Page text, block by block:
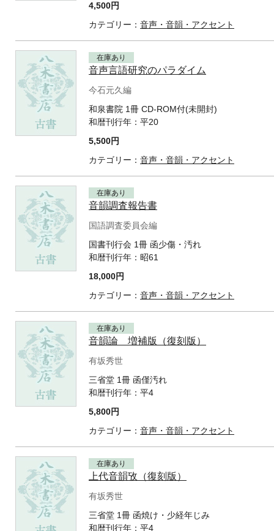
4,500円
カテゴリー： 音声・音韻・アクセント
在庫あり
音声言語研究のパラダイム
今石元久編
和泉書院 1冊 CD-ROM付(未開封)
和暦刊行年： 平20
5,500円
カテゴリー： 音声・音韻・アクセント
在庫あり
音韻調査報告書
国語調査委員会編
国書刊行会 1冊 函少傷・汚れ
和暦刊行年： 昭61
18,000円
カテゴリー： 音声・音韻・アクセント
在庫あり
音韻論 増補版（復刻版）
有坂秀世
三省堂 1冊 函僅汚れ
和暦刊行年： 平4
5,800円
カテゴリー： 音声・音韻・アクセント
在庫あり
上代音韻攷（復刻版）
有坂秀世
三省堂 1冊 函焼け・少経年じみ
和暦刊行年： 平4